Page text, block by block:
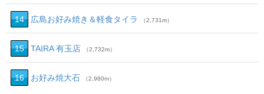
14 広島お好み焼き＆軽食タイラ （2,731m）
15 TAIRA 有玉店 （2,732m）
16 お好み焼大石 （2,980m）